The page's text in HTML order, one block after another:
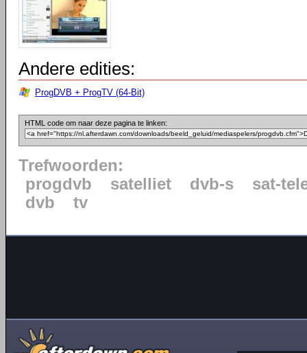
Andere edities:
ProgDVB + ProgTV (64-Bit)
HTML code om naar deze pagina te linken:
Trefwoorden:
progdvb
satelliet dvb-s
sat-
dvb
tv